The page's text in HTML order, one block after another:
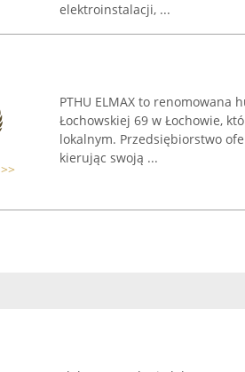
elektroinstalacji, ...
PTHU ELMAX to renomowana
Łochowskiej 69 w Łochowie,
lokalnym. Przedsiębiorstwo
kierując swoją ...